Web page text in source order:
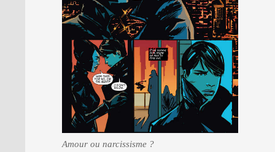
Amour ou narcissisme ?